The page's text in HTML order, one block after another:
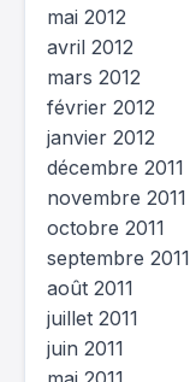
mai 2012
avril 2012
mars 2012
février 2012
janvier 2012
décembre 2011
novembre 2011
octobre 2011
septembre 2011
août 2011
juillet 2011
juin 2011